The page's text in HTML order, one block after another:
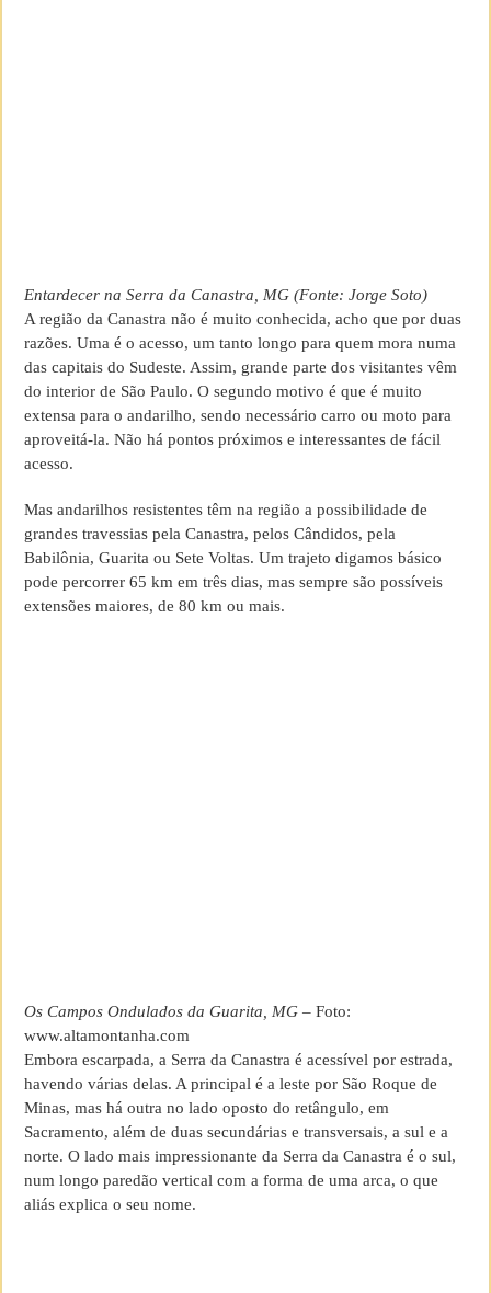
Entardecer na Serra da Canastra, MG (Fonte: Jorge Soto)
A região da Canastra não é muito conhecida, acho que por duas
razões. Uma é o acesso, um tanto longo para quem mora numa
das capitais do Sudeste. Assim, grande parte dos visitantes vêm
do interior de São Paulo. O segundo motivo é que é muito
extensa para o andarilho, sendo necessário carro ou moto para
aproveitá-la. Não há pontos próximos e interessantes de fácil
acesso.
Mas andarilhos resistentes têm na região a possibilidade de
grandes travessias pela Canastra, pelos Cândidos, pela
Babilônia, Guarita ou Sete Voltas. Um trajeto digamos básico
pode percorrer 65 km em três dias, mas sempre são possíveis
extensões maiores, de 80 km ou mais.
Os Campos Ondulados da Guarita, MG – Foto:
www.altamontanha.com
Embora escarpada, a Serra da Canastra é acessível por estrada,
havendo várias delas. A principal é a leste por São Roque de
Minas, mas há outra no lado oposto do retângulo, em
Sacramento, além de duas secundárias e transversais, a sul e a
norte. O lado mais impressionante da Serra da Canastra é o sul,
num longo paredão vertical com a forma de uma arca, o que
aliás explica o seu nome.